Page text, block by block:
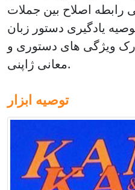
رابطه اصلاح بین جملات
یادگیری دستور زبان
ویژگی های دستوری و
معانی ژاپنی.
توصیه ابزار